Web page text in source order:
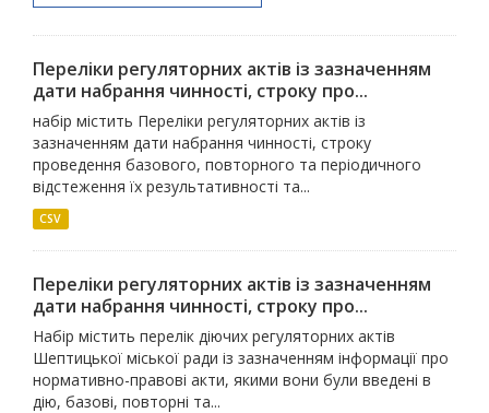
Переліки регуляторних актів із зазначенням
дати набрання чинності, строку про...
набір містить Переліки регуляторних актів із
зазначенням дати набрання чинності, строку
проведення базового, повторного та періодичного
відстеження їх результативності та...
CSV
Переліки регуляторних актів із зазначенням
дати набрання чинності, строку про...
Набір містить перелік діючих регуляторних актів
Шептицької міської ради із зазначенням інформації про
нормативно-правові акти, якими вони були введені в
дію, базові, повторні та...